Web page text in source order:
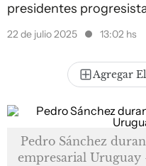
presidentes
22 de julio 2025 13:02 hs
Agregar
Pedro Sánchez
empresarial Uruguay